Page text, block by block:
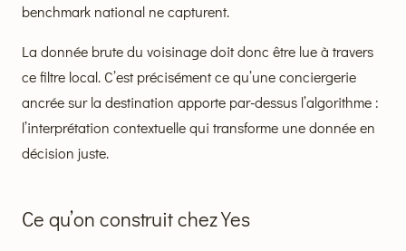
benchmark national ne capturent.
La donnée brute du voisinage doit donc être lue à travers
ce filtre local. C’est précisément ce qu’une conciergerie
ancrée sur la destination apporte par-dessus l’algorithme :
l’interprétation contextuelle qui transforme une donnée en
décision juste.
Ce qu’on construit chez Yes